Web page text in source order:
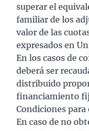
superar el
familiar de los
valor de las
expresados en
En los casos de
deberá ser
distribuido
financiamiento
Condiciones
En caso de no